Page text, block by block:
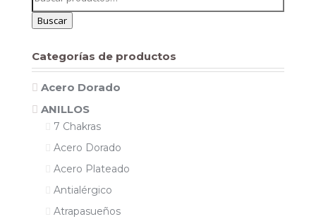
por:
Buscar
Categorías de productos
Acero Dorado
ANILLOS
7 Chakras
Acero Dorado
Acero Plateado
Antialérgico
Atrapasueños